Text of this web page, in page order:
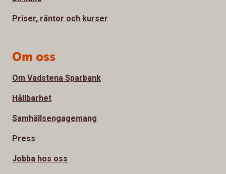
Priser, räntor och kurser
Om oss
Om Vadstena Sparbank
Hållbarhet
Samhällsengagemang
Press
Jobba hos oss